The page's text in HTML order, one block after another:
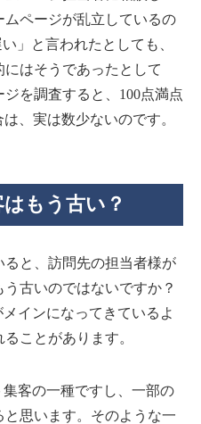
ページが乱立しているの
」と言われたとしても、
はそうであったとして
を調査すると、100点満点
、実は数少ないのです。
もう古い？
と、訪問先の担当者様が
う古いのではないですか？
インになってきているよ
ことがあります。
客の一種ですし、一部の
思います。そのような一